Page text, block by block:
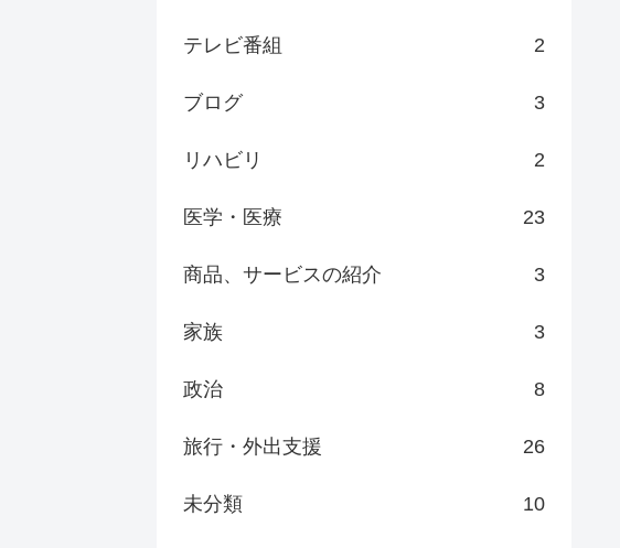
テレビ番組 2
ブログ 3
リハビリ 2
医学・医療 23
商品、サービスの紹介 3
家族 3
政治 8
旅行・外出支援 26
未分類 10